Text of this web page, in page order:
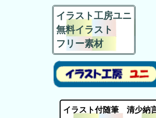
イラスト付随筆 清少納
イラスト工房ユニ
無料イラスト
フリー素材